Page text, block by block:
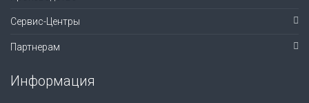
Сервис-Центры
Партнерам
Информация